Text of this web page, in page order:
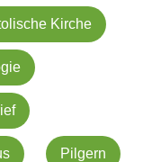
Kirche
Pilgern